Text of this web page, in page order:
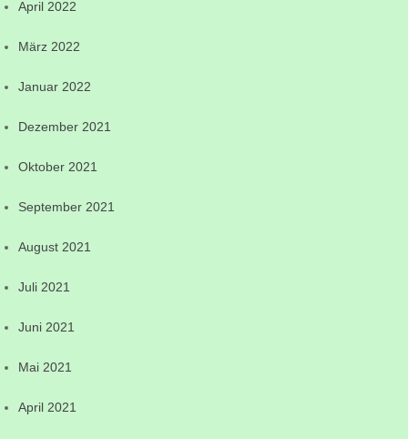
April 2022
März 2022
Januar 2022
Dezember 2021
Oktober 2021
September 2021
August 2021
Juli 2021
Juni 2021
Mai 2021
April 2021